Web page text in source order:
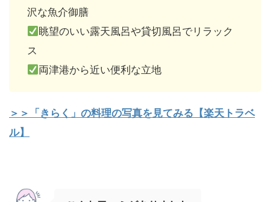
沢な魚介御膳
眺望のいい露天風呂や貸切風呂でリラック
ス
両津港から近い便利な立地
＞＞「きらく」の料理の写真を見てみる【楽天トラベ
ル】